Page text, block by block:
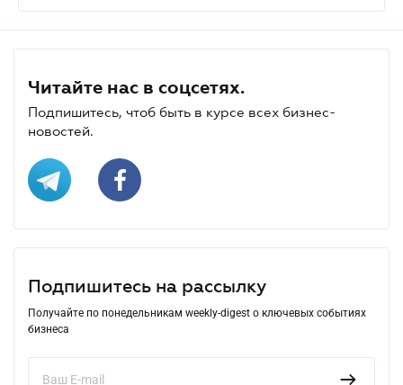
Читайте нас в соцсетях.
Подпишитесь, чтоб быть в курсе всех бизнес-
новостей.
Подпишитесь на рассылку
Получайте по понедельникам weekly-digest о ключевых событиях
бизнеса